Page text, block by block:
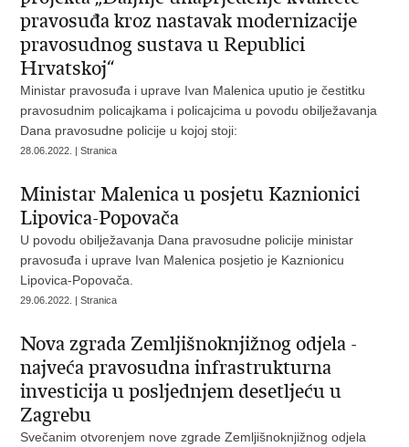
pravosuđa kroz nastavak modernizacije
pravosudnog sustava u Republici
Hrvatskoj“
Ministar pravosuđa i uprave Ivan Malenica uputio je čestitku
pravosudnim policajkama i policajcima u povodu obilježavanja
Dana pravosudne policije u kojoj stoji:
28.06.2022. | Stranica
Ministar Malenica u posjetu Kaznionici
Lipovica-Popovača
U povodu obilježavanja Dana pravosudne policije ministar
pravosuđa i uprave Ivan Malenica posjetio je Kaznionicu
Lipovica-Popovača.
29.06.2022. | Stranica
Nova zgrada Zemljišnoknjižnog odjela -
najveća pravosudna infrastrukturna
investicija u posljednjem desetljeću u
Zagrebu
Svečanim otvorenjem nove zgrade Zemljišnoknjižnog odjela